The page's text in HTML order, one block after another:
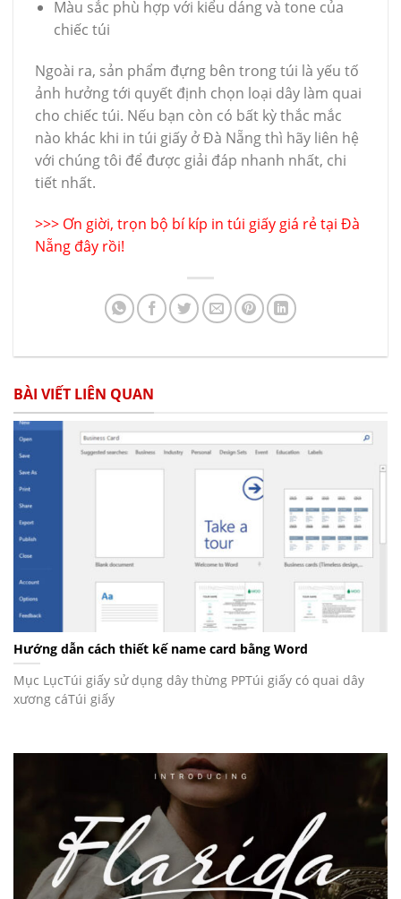
Màu sắc phù hợp với kiểu dáng và tone của
chiếc túi
Ngoài ra, sản phẩm đựng bên trong túi là yếu tố
ảnh hưởng tới quyết định chọn loại dây làm quai
cho chiếc túi. Nếu bạn còn có bất kỳ thắc mắc
nào khác khi in túi giấy ở Đà Nẵng thì hãy liên hệ
với chúng tôi để được giải đáp nhanh nhất, chi
tiết nhất.
>>> Ơn giời, trọn bộ bí kíp in túi giấy giá rẻ tại Đà
Nẵng đây rồi!
BÀI VIẾT LIÊN QUAN
Hướng dẫn cách thiết kế name card bằng Word
Mục LụcTúi giấy sử dụng dây thừng PPTúi giấy có quai dây
xương cáTúi giấy